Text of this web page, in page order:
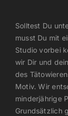
Solltest Du
musst Du mit
Studio vorbei
wir Dir und
des
Motiv. Wir
minderjährige
Grundsätzlich